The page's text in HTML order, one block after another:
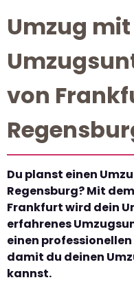
Umzug
von
Du planst einen
Regensburg? Mit
Frankfurt wird dein
erfahrenes
einen
damit du deinen
kannst.